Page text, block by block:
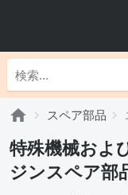
スペア部品
特殊機械およ
ジンスペア部